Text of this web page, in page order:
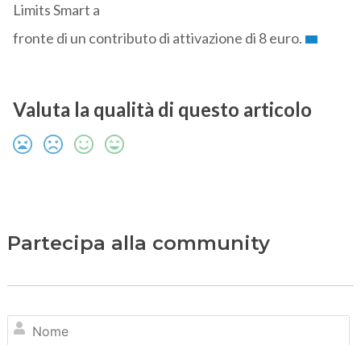
Limits Smart a
fronte di un contributo di attivazione di 8 euro.
Valuta la qualità di questo articolo
Partecipa alla community